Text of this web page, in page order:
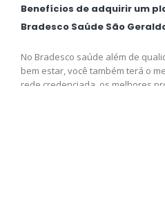
Benefícios de adquirir um
Bradesco Saúde São
No Bradesco saúde além de
bem estar, você também terá o
rede credenciada, os melhores